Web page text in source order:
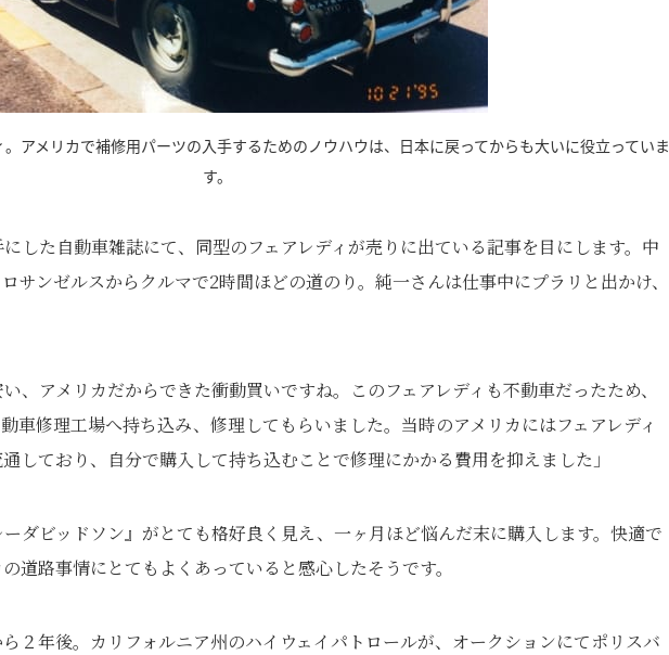
アメリカで補修用パーツの入手するためのノウハウは、日本に戻ってからも大いに役立っていま
す。
した自動車雑誌にて、同型のフェアレディが売りに出ている記事を目にします。中
サンゼルスからクルマで2時間ほどの道のり。純一さんは仕事中にプラリと出かけ、
、アメリカだからできた衝動買いですね。このフェアレディも不動車だったため、
車修理工場へ持ち込み、修理してもらいました。当時のアメリカにはフェアレディ
しており、自分で購入して持ち込むことで修理にかかる費用を抑えました」
ダビッドソン』がとても格好良く見え、一ヶ月ほど悩んだ末に購入します。快適で
道路事情にとてもよくあっていると感心したそうです。
２年後。カリフォルニア州のハイウェイパトロールが、オークションにてポリスバ